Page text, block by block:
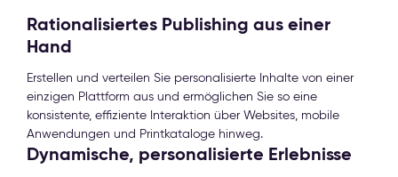
Rationalisiertes Publishing aus einer
Hand
Erstellen und verteilen Sie personalisierte Inhalte von einer
einzigen Plattform aus und ermöglichen Sie so eine
konsistente, effiziente Interaktion über Websites, mobile
Anwendungen und Printkataloge hinweg.
Dynamische, personalisierte Erlebnisse